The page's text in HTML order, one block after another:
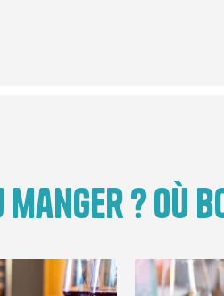
manger ? Où
Image